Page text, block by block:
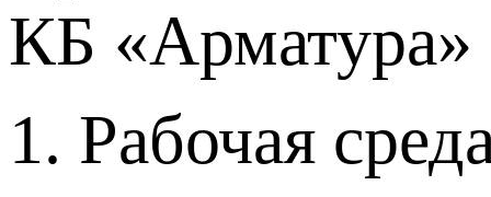
КБ «Арматура»
1. Рабочая